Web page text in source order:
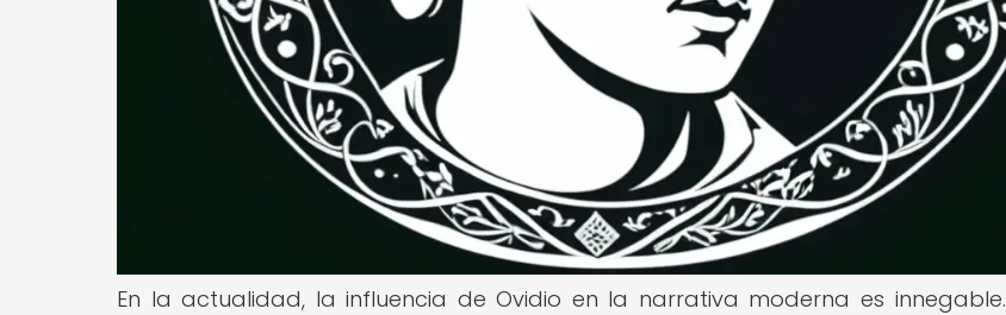
En la actualidad, la influencia de Ovidio en la narrativa moderna es innegable.